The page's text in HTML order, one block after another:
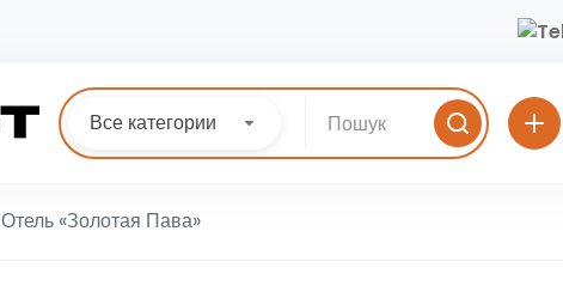
Все категории
Отель «Золотая Пава»